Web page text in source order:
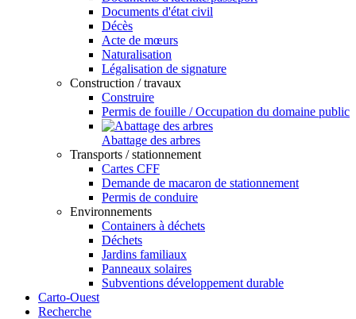
Documents d'état civil
Décès
Acte de mœurs
Naturalisation
Légalisation de signature
Construction / travaux
Construire
Permis de fouille / Occupation du domaine public
Abattage des arbres
Transports / stationnement
Cartes CFF
Demande de macaron de stationnement
Permis de conduire
Environnements
Containers à déchets
Déchets
Jardins familiaux
Panneaux solaires
Subventions développement durable
Carto-Ouest
Recherche